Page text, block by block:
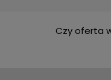
Czy oferta